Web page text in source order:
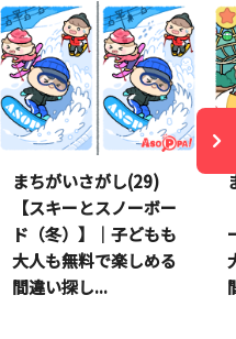
まちがいさがし(29)
【スキーとスノーボー
ド（冬）】｜子どもも
大人も無料で楽しめる
間違い探し...